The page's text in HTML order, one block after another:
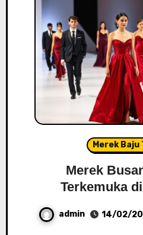
Merek Baju
Merek
Terkemuka
admin 14/02/